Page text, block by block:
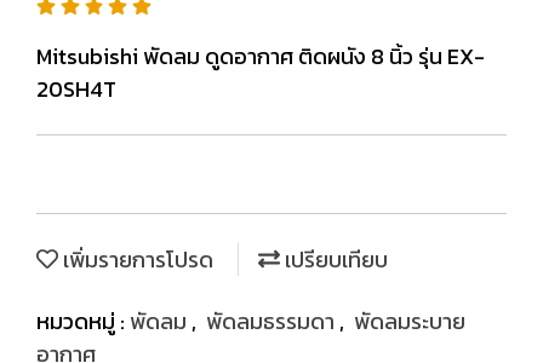
Mitsubishi พัดลม ดูดอากาศ ติดผนัง 8 นิ้ว รุ่น EX-
20SH4T
เพิ่มรายการโปรด
เปรียบเทียบ
หมวดหมู่ : พัดลม , พัดลมธรรมดา , พัดลมระบาย
อากาศ